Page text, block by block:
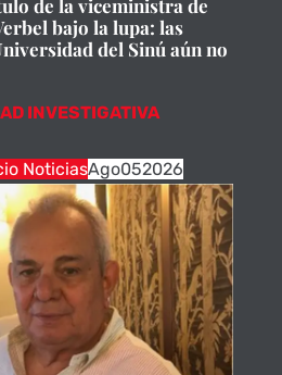
de la viceministra de
bajo la lupa: las
del Sinú aún no
INVESTIGATIVA
NoticiasAgo052026